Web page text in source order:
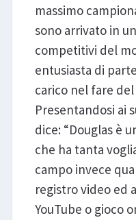
massimo
sono arrivato in
competitivi del
entusiasta di
carico nel fare
Presentandosi ai
dice: “Douglas è
che ha tanta
campo invece
registro video ed
YouTube o gioco